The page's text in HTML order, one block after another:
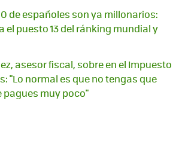
de españoles son ya millonarios:
el puesto 13 del ránking mundial y
asesor fiscal, sobre en el Impuesto
"Lo normal es que no tengas que
pagues muy poco"